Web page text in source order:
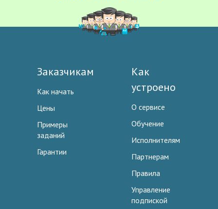
Заказчикам
Как начать
Цены
Примеры
заданий
Гарантии
Как
устроено
О сервисе
Обучение
Исполнителям
Партнерам
Правила
Управление
подпиской